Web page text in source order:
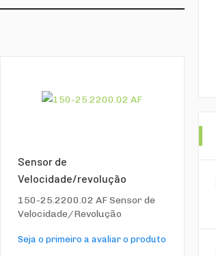
Sensor de
Velocidade/revolução
150-25.2200.02 AF Sensor de
Velocidade/Revolução
Seja o primeiro a avaliar o produto